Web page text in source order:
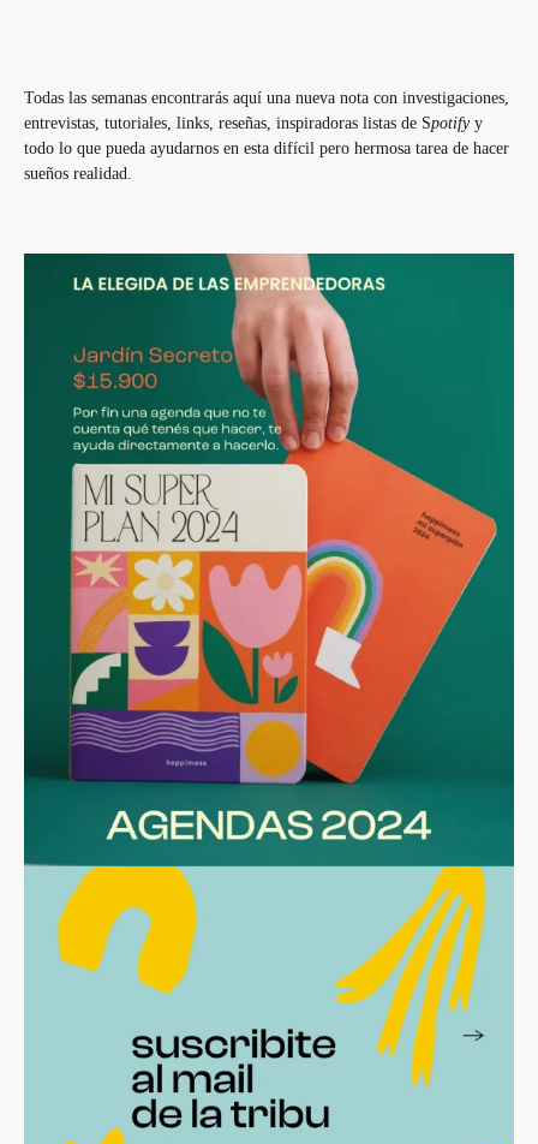
Todas las semanas encontrarás aquí una nueva nota con investigaciones,
entrevistas, tutoriales, links, reseñas, inspiradoras listas de Spotify y
todo lo que pueda ayudarnos en esta difícil pero hermosa tarea de hacer
sueños realidad.